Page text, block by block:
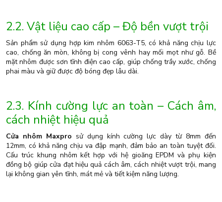
2.2. Vật liệu cao cấp – Độ bền vượt trội
Sản phẩm sử dụng hợp kim nhôm 6063-T5, có khả năng chịu lực
cao, chống ăn mòn, không bị cong vênh hay mối mọt như gỗ. Bề
mặt nhôm được sơn tĩnh điện cao cấp, giúp chống trầy xước, chống
phai màu và giữ được độ bóng đẹp lâu dài.
2.3. Kính cường lực an toàn – Cách âm,
cách nhiệt hiệu quả
Cửa nhôm Maxpro sử dụng kính cường lực dày từ 8mm đến
12mm, có khả năng chịu va đập mạnh, đảm bảo an toàn tuyệt đối.
Cấu trúc khung nhôm kết hợp với hệ gioăng EPDM và phụ kiện
đồng bộ giúp cửa đạt hiệu quả cách âm, cách nhiệt vượt trội, mang
lại không gian yên tĩnh, mát mẻ và tiết kiệm năng lượng.